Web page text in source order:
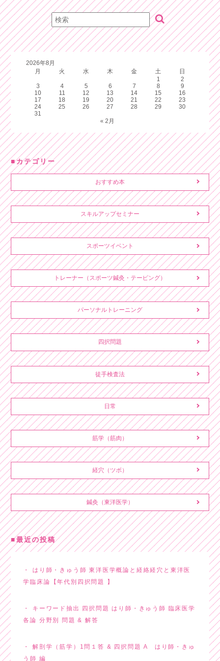
2026年8月
月
火 水 木 金 土
日
1
2
3
4 5 6 7 8
9
10
11 12 13 14 15
16
17
18 19 20 21 22
23
24
25 26 27 28 29
30
31
« 2月
カテゴリー
おすすめ本
スキルアップセミナー
スポーツイベント
トレーナー（スポーツ鍼灸・テーピング）
パーソナルトレーニング
四択問題
徒手検査法
日常
筋学（筋肉）
経穴（ツボ）
鍼灸（東洋医学）
最近の投稿
はり師・きゅう師 東洋医学概論と経絡経穴と東洋医
学臨床論【年代別四択問題 】
キーワード抽出 四択問題 はり師・きゅう師 臨床医学
各論 分野別 問題 & 解答
解剖学（筋学）1問１答 & 四択問題 A はり師・きゅ
う師 編